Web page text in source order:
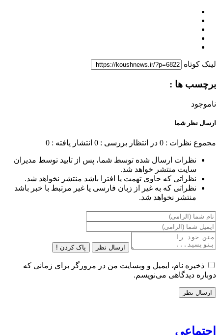
لینک کوتاه
برچسب ها :
ناموجود
ارسال نظر شما
مجموع نظرات : 0 در انتظار بررسی : 0 انتشار یافته : 0
نظرات ارسال شده توسط شما، پس از تایید توسط مدیران
سایت منتشر خواهد شد.
نظراتی که حاوی تهمت یا افترا باشد منتشر نخواهد شد.
نظراتی که به غیر از زبان فارسی یا غیر مرتبط با خبر باشد
منتشر نخواهد شد.
ارسال نظر پاک کردن !
ذخیره نام، ایمیل و وبسایت من در مرورگر برای زمانی که
دوباره دیدگاهی می‌نویسم.
اجتماعی